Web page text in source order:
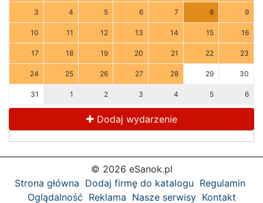
3 4 5 6 7 8 9
10 11 12 13 14 15 16
17 18 19 20 21 22 23
24 25 26 27 28 29 30
31 1 2 3 4 5 6
Dodaj wydarzenie
© 2026 eSanok.pl
Strona główna Dodaj firmę do katalogu Regulamin
Oglądalność Reklama Nasze serwisy Kontakt